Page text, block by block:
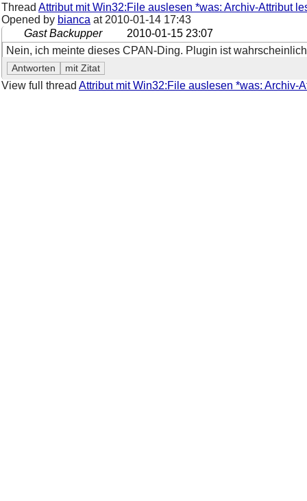
Thread Attribut mit Win32:File auslesen *was: Archiv-Attribut
Opened by bianca at 2010-01-14 17:43
Gast Backupper
2010-01-15 23:07
Nein, ich meinte dieses CPAN-Ding. Plugin ist
View full thread Attribut mit Win32:File auslesen *was: Archiv-